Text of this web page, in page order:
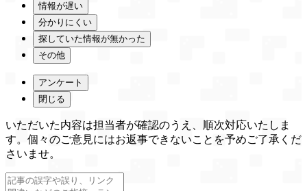
情報が遅い
分かりにくい
探していた情報が無かった
その他
アンケート
閉じる
いただいた内容は担当者が確認のうえ、順次対応いたしま
す。個々のご意見にはお返事できないことを予めご了承くだ
さいませ。